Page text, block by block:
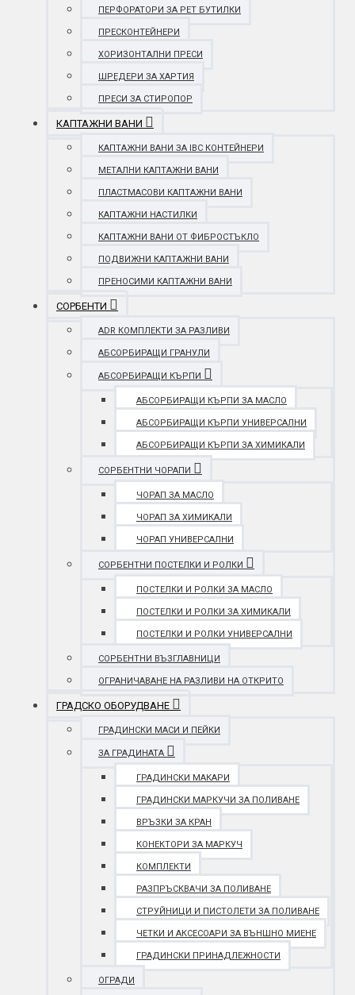
ПЕРФОРАТОРИ ЗА PET БУТИЛКИ
ПРЕСКОНТЕЙНЕРИ
ХОРИЗОНТАЛНИ ПРЕСИ
ШРЕДЕРИ ЗА ХАРТИЯ
ПРЕСИ ЗА СТИРОПОР
КАПТАЖНИ ВАНИ
КАПТАЖНИ ВАНИ ЗА IBC КОНТЕЙНЕРИ
МЕТАЛНИ КАПТАЖНИ ВАНИ
ПЛАСТМАСОВИ КАПТАЖНИ ВАНИ
КАПТАЖНИ НАСТИЛКИ
КАПТАЖНИ ВАНИ ОТ ФИБРОСТЪКЛО
ПОДВИЖНИ КАПТАЖНИ ВАНИ
ПРЕНОСИМИ КАПТАЖНИ ВАНИ
СОРБЕНТИ
ADR КОМПЛЕКТИ ЗА РАЗЛИВИ
АБСОРБИРАЩИ ГРАНУЛИ
АБСОРБИРАЩИ КЪРПИ
АБСОРБИРАЩИ КЪРПИ ЗА МАСЛО
АБСОРБИРАЩИ КЪРПИ УНИВЕРСАЛНИ
АБСОРБИРАЩИ КЪРПИ ЗА ХИМИКАЛИ
СОРБЕНТНИ ЧОРАПИ
ЧОРАП ЗА МАСЛО
ЧОРАП ЗА ХИМИКАЛИ
ЧОРАП УНИВЕРСАЛНИ
СОРБЕНТНИ ПОСТЕЛКИ И РОЛКИ
ПОСТЕЛКИ И РОЛКИ ЗА МАСЛО
ПОСТЕЛКИ И РОЛКИ ЗА ХИМИКАЛИ
ПОСТЕЛКИ И РОЛКИ УНИВЕРСАЛНИ
СОРБЕНТНИ ВЪЗГЛАВНИЦИ
ОГРАНИЧАВАНЕ НА РАЗЛИВИ НА ОТКРИТО
ГРАДСКО ОБОРУДВАНЕ
ГРАДИНСКИ МАСИ И ПЕЙКИ
ЗА ГРАДИНАТА
ГРАДИНСКИ МАКАРИ
ГРАДИНСКИ МАРКУЧИ ЗА ПОЛИВАНЕ
ВРЪЗКИ ЗА КРАН
КОНЕКТОРИ ЗА МАРКУЧ
КОМПЛЕКТИ
РАЗПРЪСКВАЧИ ЗА ПОЛИВАНЕ
СТРУЙНИЦИ И ПИСТОЛЕТИ ЗА ПОЛИВАНЕ
ЧЕТКИ И АКСЕСОАРИ ЗА ВЪНШНО МИЕНЕ
ГРАДИНСКИ ПРИНАДЛЕЖНОСТИ
ОГРАДИ